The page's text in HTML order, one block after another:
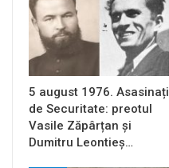
5 august 1976. Asasinați
de Securitate: preotul
Vasile Zăpârțan și
Dumitru Leontieș…